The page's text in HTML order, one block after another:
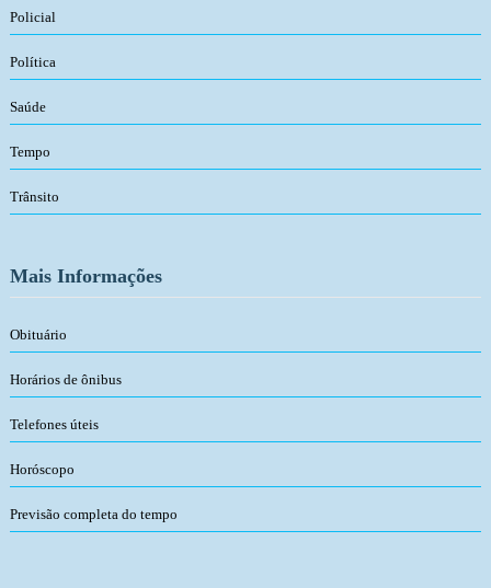
Policial
Política
Saúde
Tempo
Trânsito
Mais Informações
Obituário
Horários de ônibus
Telefones úteis
Horóscopo
Previsão completa do tempo